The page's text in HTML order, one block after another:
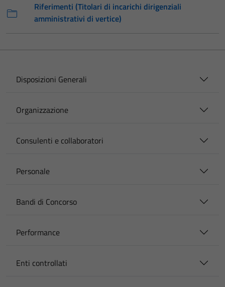
Riferimenti (Titolari di incarichi dirigenziali
amministrativi di vertice)
Disposizioni Generali
Organizzazione
Consulenti e collaboratori
Personale
Bandi di Concorso
Performance
Enti controllati